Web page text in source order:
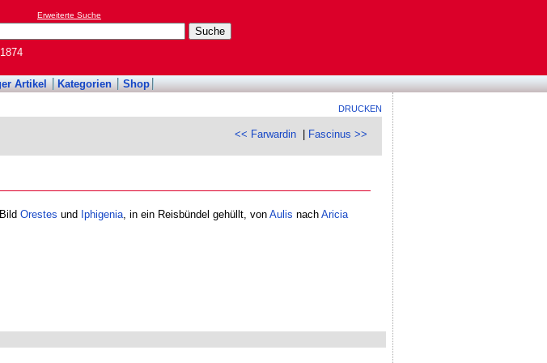
Erweiterte Suche
Artikel Kategorien Shop
DRUCKEN
<< Farwardin Fascinus >>
Orestes und Iphigenia, in ein Reisbündel gehüllt, von Aulis nach Aricia